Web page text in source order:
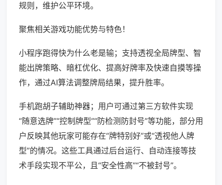
规则，维护公平环境。
聚焦相关游戏功能优势与特色！
小程序跑得快为什么老是输；支持透视全局牌型、智
能出牌策略、暗杠优化、提高好牌率及快速自摸等操
作，通过AI算法调整牌局结果，提升胜率。
手机跑胡子辅助神器；用户可通过第三方软件实现
“随意选牌”“控制牌型”“防检测防封号”等功能，部分用
户反映其他玩家可能存在“牌特别好”或“透视他人牌
型”的情况。这些工具通过后台运行、自动连接等技
术手段实现不平公，且“安全性高”“不被封号”。